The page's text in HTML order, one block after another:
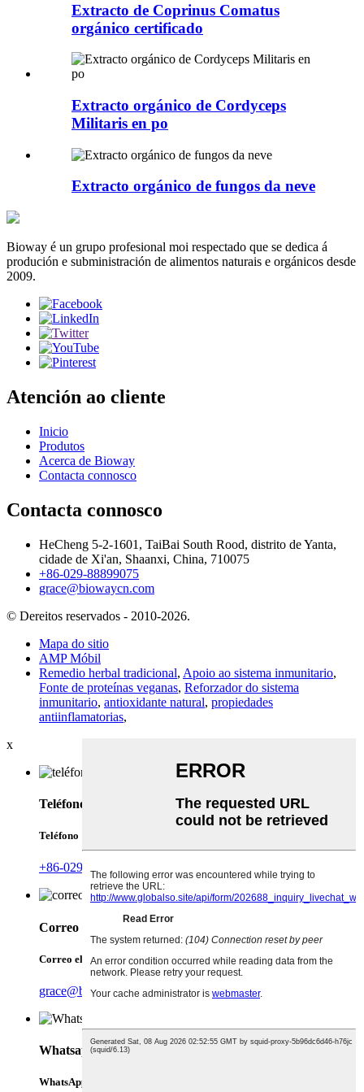
Extracto de Coprinus Comatus
orgánico certificado
Extracto orgánico de Cordyceps
Militaris en po
Extracto orgánico de fungos da neve
Bioway é un grupo profesional moi respectado que se dedica á
produción e subministración de alimentos naturais e orgánicos desde
2009.
Atención ao cliente
Inicio
Produtos
Acerca de Bioway
Contacta connosco
Contacta connosco
HeCheng 5-2-1601, TaiBai South Rood, distrito de Yanta,
cidade de Xi'an, Shaanxi, China, 710075
+86-029-88899075
grace@biowaycn.com
© Dereitos reservados - 2010-2026.
Mapa do sitio
AMP Móbil
Remedio herbal tradicional, Apoio ao sistema inmunitario,
Fonte de proteínas veganas, Reforzador do sistema
inmunitario, antioxidante natural, propiedades
antiinflamatorias,
x
Teléfono
Teléfono
+86-029-88899075
Correo electrónico
Correo electrónico
grace@biowaycn.com
Whatsapp
WhatsApp